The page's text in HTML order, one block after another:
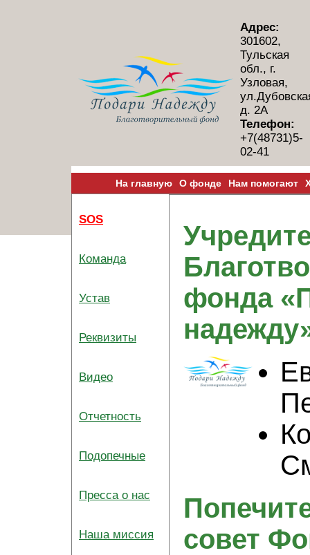
Адрес:
301602,
Тульская
обл., г.
Узловая,
д. 2А
Телефон:
+7(48731)5-
02-41
На главную О фонде Нам помогают
SOS
Команда
Устав
Реквизиты
Видео
Отчетность
Подопечные
Пресса о нас
Наша миссия
фонда
совет